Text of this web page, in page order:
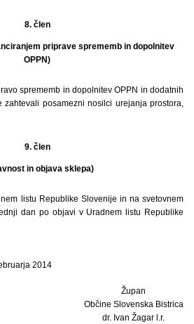
8. člen
priprave sprememb in dopolnitev
OPPN)
sprememb in dopolnitev OPPN in dodatnih
posamezni nosilci urejanja prostora,
9. člen
in objava sklepa)
listu Republike Slovenije in na svetovnem
dan po objavi v Uradnem listu Republike
2014
Župan
Občine Slovenska Bistrica
dr. Ivan Žagar l.r.